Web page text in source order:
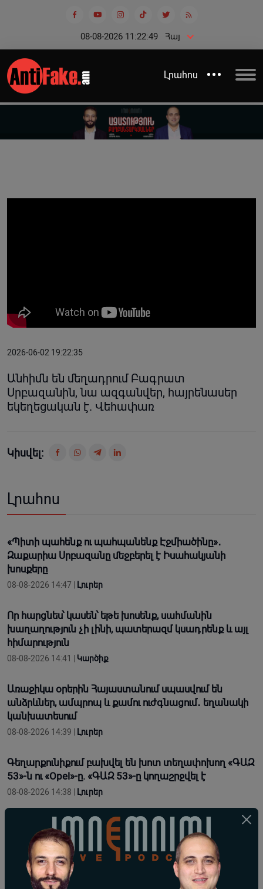
08-08-2026 11:22:49 Հայ
Լրահոս
2026-06-02 19:22:35
Անհիմն են մեղադրում Բագրատ
Սրբազանին, նա ազգանվեր, հայրենասեր
եկեղեցական է. Վեհափառ
Կիսվել:
Լրահոս
«Պիտի պահենք ու պահպանենք Էջմիածինը»․
Զաքարիա Սրբազանը մեջբերել է Իսահակյանի
խոսքերը
08-08-2026 14:47 | Լուրեր
Որ հարցնես՝ կասեն՝ եթե խոսենք, սահմանին
խաղաղություն չի լինի, պատերազմ կuադրենք և այլ
հիմարnւթյուն
08-08-2026 14:41 | Կարծիք
Առաջիկա օրերին Հայաստանում սպասվում են
անձրևներ, ամպրոպ և քամու ուժգնացում․ եղանակի
կանխատեսում
08-08-2026 14:39 | Լուրեր
Գեղարքունիքում բախվել են խոտ տեղափոխող «ԳԱԶ
53»-ն ու «Opel»-ը. «ԳԱԶ 53»-ը կողաշրջվել է
08-08-2026 14:38 | Լուրեր
Հայտնի է՝ երբ կնշվի խաղողօրհնեքը
08-08-2026 14:35 |
Սերժ Սարգսյանը աշխարհաքաղաքական որոշում
կայացնելիս հաշվի էր առնում նաև բարեկամ Իրանի